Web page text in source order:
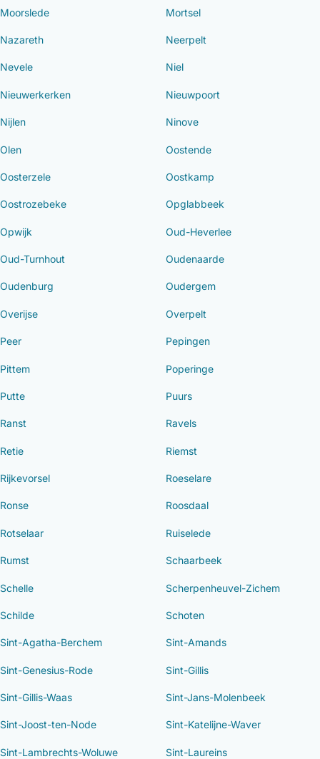
Moorslede Mortsel
Nazareth Neerpelt
Nevele Niel
Nieuwerkerken Nieuwpoort
Nijlen Ninove
Olen Oostende
Oosterzele Oostkamp
Oostrozebeke Opglabbeek
Opwijk Oud-Heverlee
Oud-Turnhout Oudenaarde
Oudenburg Oudergem
Overijse Overpelt
Peer Pepingen
Pittem Poperinge
Putte Puurs
Ranst Ravels
Retie Riemst
Rijkevorsel Roeselare
Ronse Roosdaal
Rotselaar Ruiselede
Rumst Schaarbeek
Schelle Scherpenheuvel-Zichem
Schilde Schoten
Sint-Agatha-Berchem Sint-Amands
Sint-Genesius-Rode Sint-Gillis
Sint-Gillis-Waas Sint-Jans-Molenbeek
Sint-Joost-ten-Node Sint-Katelijne-Waver
Sint-Lambrechts-Woluwe Sint-Laureins